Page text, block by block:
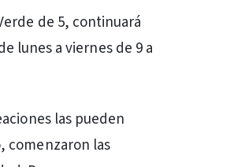
de 5, continuará
lunes a viernes de 9 a
las pueden
comenzaron las